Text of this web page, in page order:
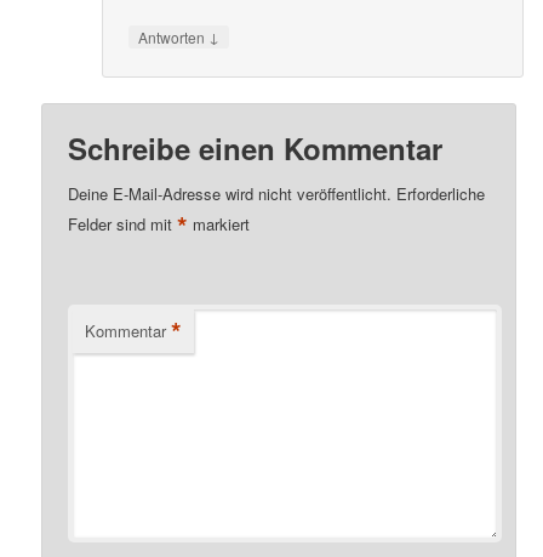
Antworten ↓
Schreibe einen Kommentar
Deine E-Mail-Adresse wird nicht veröffentlicht. Erforderliche
Felder sind mit* markiert
Kommentar *